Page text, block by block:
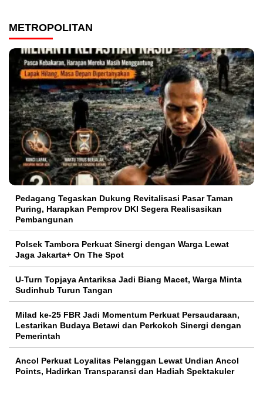
METROPOLITAN
Pedagang Tegaskan Dukung Revitalisasi Pasar Taman
Puring, Harapkan Pemprov DKI Segera Realisasikan
Pembangunan
Polsek Tambora Perkuat Sinergi dengan Warga Lewat
Jaga Jakarta+ On The Spot
U-Turn Topjaya Antariksa Jadi Biang Macet, Warga Minta
Sudinhub Turun Tangan
Milad ke-25 FBR Jadi Momentum Perkuat Persaudaraan,
Lestarikan Budaya Betawi dan Perkokoh Sinergi dengan
Pemerintah
Ancol Perkuat Loyalitas Pelanggan Lewat Undian Ancol
Points, Hadirkan Transparansi dan Hadiah Spektakuler